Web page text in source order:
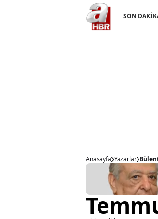
SON
Anasayfa Yazarlar